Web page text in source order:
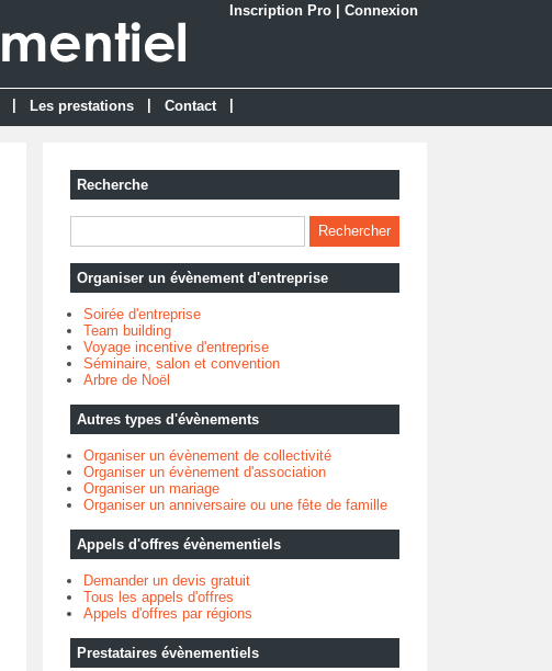
Inscription Pro Connexion
Les prestations Contact
Recherche
Organiser un évènement d'entreprise
Soirée d'entreprise
Team building
Voyage incentive d'entreprise
Séminaire, salon et convention
Arbre de Noël
Autres types d'évènements
Organiser un évènement de collectivité
Organiser un évènement d'association
Organiser un mariage
Organiser un anniversaire ou une fête de famille
Appels d'offres évènementiels
Demander un devis gratuit
Tous les appels d'offres
Appels d'offres par régions
Prestataires évènementiels